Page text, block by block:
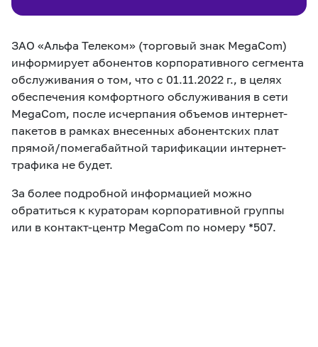
Все услуги Развлечения Соц.сети
Звонки и SMS Подбор номера Доставка SIM
Компания
Новости Работа в MEGA
Партнерам
Карта офисов и
Сервисы
MegaTV MegaPay MegaKassa
ЗАО «Альфа Телеком» (торговый знак MegaCom)
информирует абонентов корпоративного сегмента
обслуживания о том, что с 01.11.2022 г., в целях
обеспечения комфортного обслуживания в сети
MegaCom, после исчерпания объемов интернет-
пакетов в рамках внесенных абонентских плат
прямой/помегабайтной тарификации интернет-
трафика не будет.
За более подробной информацией можно
обратиться к кураторам корпоративной группы
или в контакт-центр MegaCom по номеру *507.